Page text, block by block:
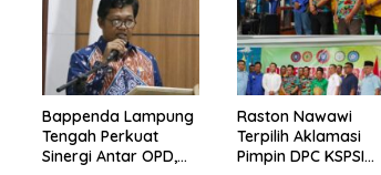
Bappenda Lampung
Tengah Perkuat
Sinergi Antar OPD,
Raston Nawawi
Terpilih Aklamasi
Pimpin DPC KSPSI